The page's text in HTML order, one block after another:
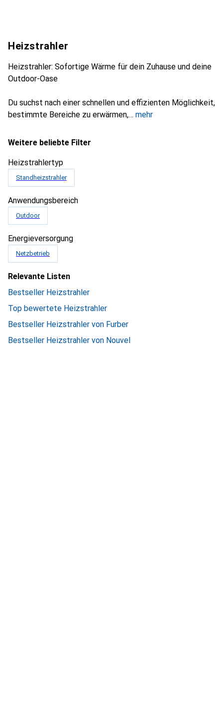
Heizstrahler
Heizstrahler: Sofortige Wärme für dein Zuhause und deine
Outdoor-Oase
Du suchst nach einer schnellen und effizienten Möglichkeit,
bestimmte Bereiche zu erwärmen,
mehr
Weitere beliebte Filter
Heizstrahlertyp
Standheizstrahler
Anwendungsbereich
Outdoor
Energieversorgung
Netzbetrieb
Relevante Listen
Bestseller Heizstrahler
Top bewertete Heizstrahler
Bestseller Heizstrahler von Furber
Bestseller Heizstrahler von Nouvel